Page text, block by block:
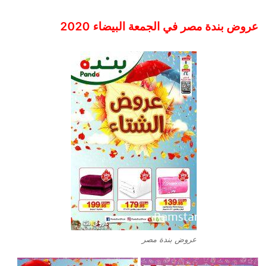
عروض بندة مصر في الجمعة البيضاء 2020
عروض بندة مصر